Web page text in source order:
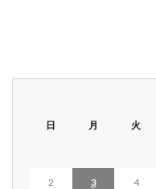
日 月 火
2 3 4